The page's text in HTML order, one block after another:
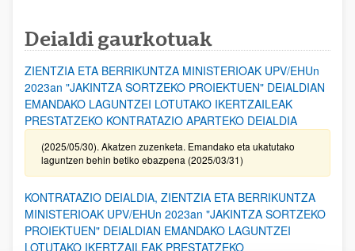
Deialdi gaurkotuak
ZIENTZIA ETA BERRIKUNTZA MINISTERIOAK UPV/EHUn
2023an "JAKINTZA SORTZEKO PROIEKTUEN" DEIALDIAN
EMANDAKO LAGUNTZEI LOTUTAKO IKERTZAILEAK
PRESTATZEKO KONTRATAZIO APARTEKO DEIALDIA
(2025/05/30). Akatzen zuzenketa. Emandako eta ukatutako
laguntzen behin betiko ebazpena (2025/03/31)
KONTRATAZIO DEIALDIA, ZIENTZIA ETA BERRIKUNTZA
MINISTERIOAK UPV/EHUn 2023an "JAKINTZA SORTZEKO
PROIEKTUEN" DEIALDIAN EMANDAKO LAGUNTZEI
LOTUTAKO IKERTZAILEAK PRESTATZEKO